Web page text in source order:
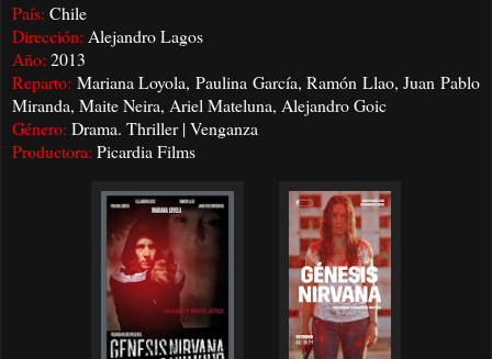
País: Chile
Dirección: Alejandro Lagos
Año: 2013
Reparto: Mariana Loyola, Paulina García, Ramón Llao, Juan Pablo
Miranda, Maite Neira, Ariel Mateluna, Alejandro Goic
Género: Drama. Thriller | Venganza
Productora: Picardia Films